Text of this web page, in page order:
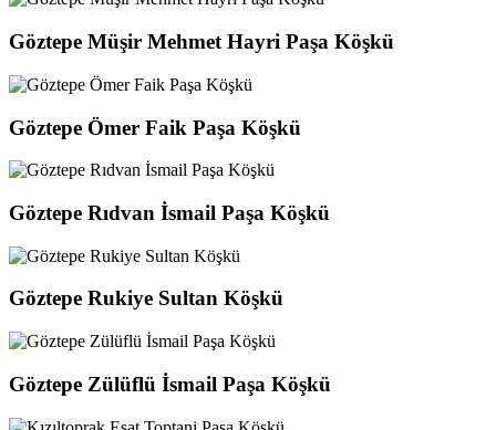
Göztepe Müşir Mehmet Hayri Paşa Köşkü
Göztepe Ömer Faik Paşa Köşkü
Göztepe Rıdvan İsmail Paşa Köşkü
Göztepe Rukiye Sultan Köşkü
Göztepe Zülüflü İsmail Paşa Köşkü